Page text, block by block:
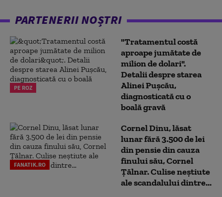
PARTENERII NOȘTRI
PE ROZ
"Tratamentul costă
aproape jumătate de
milion de dolari".
Detalii despre starea
Alinei Pușcău,
diagnosticată cu o
boală gravă
FANATIK.RO
Cornel Dinu, lăsat
lunar fără 3.500 de lei
din pensie din cauza
finului său, Cornel
Țălnar. Culise neștiute
ale scandalului dintre...